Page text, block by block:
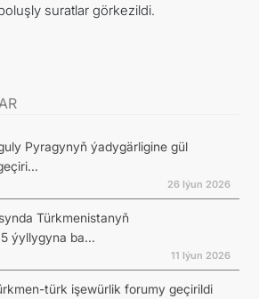
suratlar görkezildi.
Pyragynyň ýadygärligine gül
26 Iýun 2026
Türkmenistanyň
ýyllygyna ba...
11 Iýun 2026
türk işewürlik forumy geçirildi